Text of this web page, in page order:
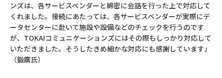
ンズは、各サービスベンダーと綿密に会話を行った上で対応して
くれました。接続にあたっては、各サービスベンダーが実際にデ
ータセンターに赴いて施設や設備などのチェックを行うのです
が、TOKAIコミュニケーションズにはその際もしっかり対応して
いただきました。そうしたきめ細かな対応にも感謝しています」
（鍛廣氏）